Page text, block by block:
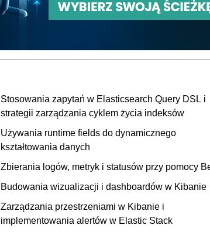
Stosowania zapytań w Elasticsearch Query DSL i
strategii zarządzania cyklem życia indeksów
Używania runtime fields do dynamicznego
kształtowania danych
Zbierania logów, metryk i statusów przy pomocy
Budowania wizualizacji i dashboardów w Kibanie
Zarządzania przestrzeniami w Kibanie i
implementowania alertów w Elastic Stack